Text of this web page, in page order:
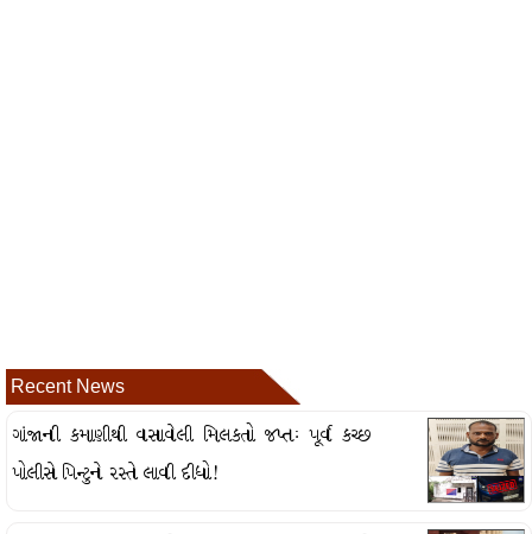
Recent News
ગાંજાની કમાણીથી વસાવેલી મિલકતો જપ્તઃ પૂર્વ કચ્છ
પોલીસે પિન્ટુને રસ્તે લાવી દીધો!